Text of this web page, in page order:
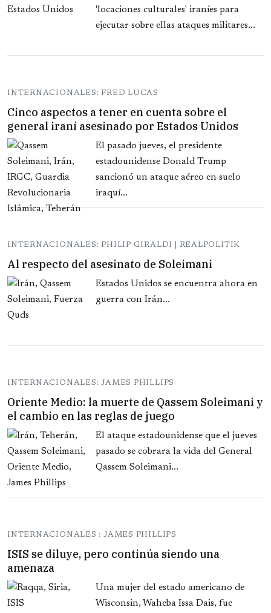
'locaciones culturales' iraníes para
ejecutar sobre ellas ataques militares...
INTERNACIONALES: FRED LUCAS
Cinco aspectos a tener en cuenta sobre el
general iraní asesinado por Estados Unidos
El pasado jueves, el presidente
estadounidense Donald Trump
sancionó un ataque aéreo en suelo
iraquí...
INTERNACIONALES: PHILIP GIRALDI | REALPOLITIK
Al respecto del asesinato de Soleimani
Estados Unidos se encuentra ahora en
guerra con Irán...
INTERNACIONALES: JAMES PHILLIPS
Oriente Medio: la muerte de Qassem Soleimani y
el cambio en las reglas de juego
El ataque estadounidense que el jueves
pasado se cobrara la vida del General
Qassem Soleimani...
INTERNACIONALES : JAMES PHILLIPS
ISIS se diluye, pero continúa siendo una
amenaza
Una mujer del estado americano de
Wisconsin, Waheba Issa Dais, fue